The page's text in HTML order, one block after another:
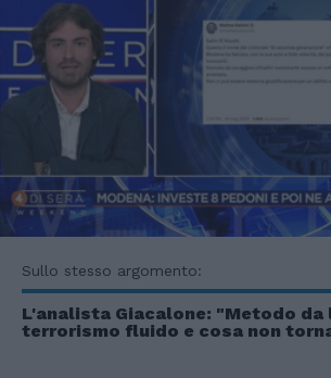
Sullo stesso argomento:
L'analista Giacalone: "Metodo
terrorismo fluido e cosa non